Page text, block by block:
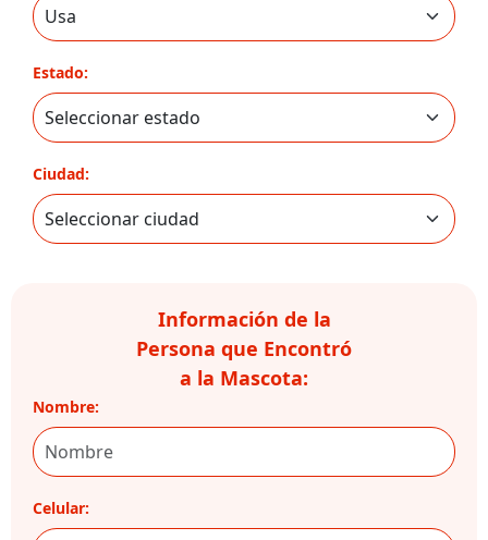
Estado:
Ciudad:
Información de la
Persona que Encontró
a la Mascota:
Nombre:
Celular: